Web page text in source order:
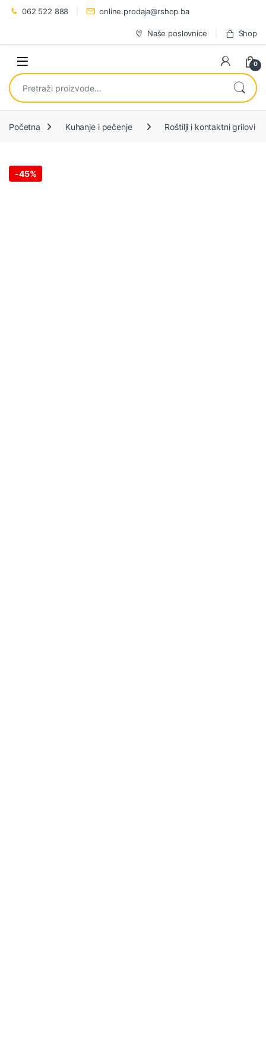
Preskoči na navigaciju
Preskoči na sadržaj
062 522 888 online.prodaja@rshop.ba
Naše poslovnice Shop
0
Pretraži:
Početna Kuhanje i pečenje Roštilji i kontaktni grilovi
-45%